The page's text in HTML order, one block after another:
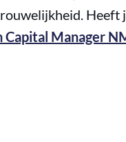
Heeft
Manager